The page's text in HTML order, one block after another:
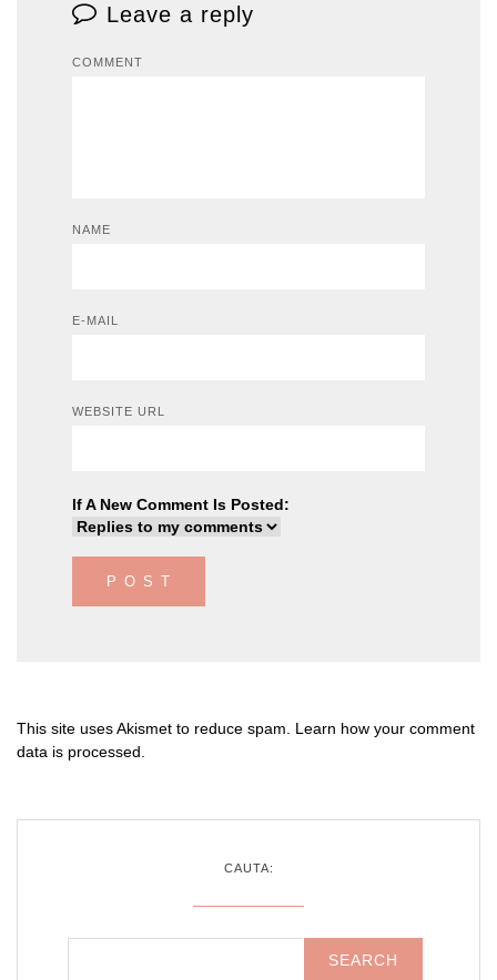
Leave a reply
COMMENT
NAME
E-MAIL
WEBSITE URL
If A New Comment Is Posted:
This site uses Akismet to reduce spam. Learn how your comment
data is processed
CAUTA: